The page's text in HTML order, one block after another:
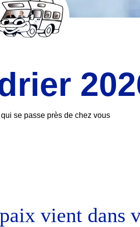
se passe près de chez vous
vient dans